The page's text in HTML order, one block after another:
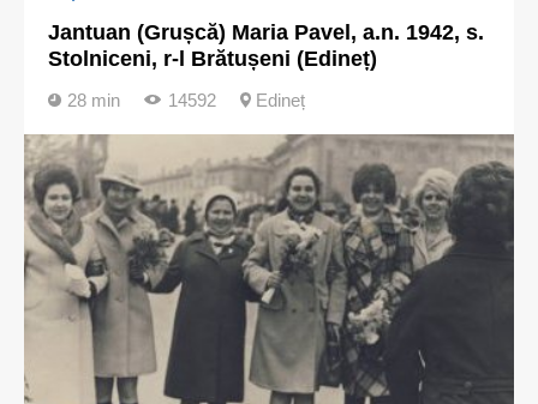
Jantuan (Grușcă) Maria Pavel, a.n. 1942, s.
Stolniceni, r-l Brătușeni (Edineț)
28 min 14592 Edineț